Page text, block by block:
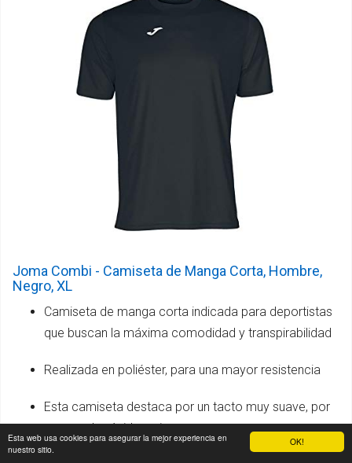
OK!
Esta web usa cookies para asegurar la mejor experiencia en
nuestro sitio.
Joma Combi - Camiseta de Manga Corta, Hombre,
Negro, XL
Camiseta de manga corta indicada para deportistas
que buscan la máxima comodidad y transpirabilidad
Realizada en poliéster, para una mayor resistencia
Esta camiseta destaca por un tacto muy suave, por
su secado rápido y sin arrugas